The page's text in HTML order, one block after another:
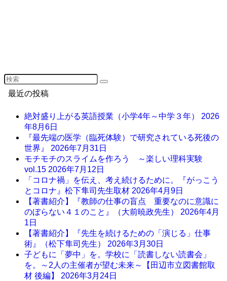
最近の投稿
絶対盛り上がる英語授業（小学4年～中学３年） 2026
年8月6日
『最先端の医学（臨死体験）で研究されている死後の
世界』 2026年7月31日
モチモチのスライムを作ろう ～楽しい理科実験
vol.15 2026年7月12日
「コロナ禍」を伝え、考え続けるために。『がっこう
とコロナ』松下隼司先生取材 2026年4月9日
【著書紹介】『教師の仕事の盲点 重要なのに意識に
のぼらない４１のこと』（大前暁政先生） 2026年4月
1日
【著書紹介】『先生を続けるための「演じる」仕事
術』（松下隼司先生） 2026年3月30日
子どもに「夢中」を。学校に「読書しない読書会」
を。～2人の主催者が望む未来～【田辺市立図書館取
材 後編】 2026年3月24日